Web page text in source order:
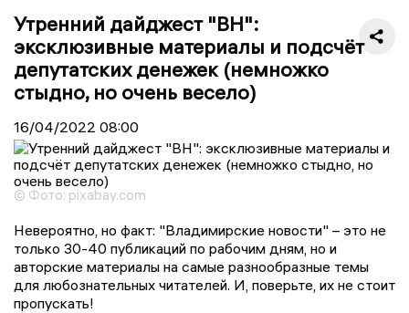
Утренний дайджест "ВН":
эксклюзивные материалы и подсчёт
депутатских денежек (немножко
стыдно, но очень весело)
16/04/2022 08:00
© Фото: pixabay.com
Невероятно, но факт: "Владимирские новости" – это не
только 30-40 публикаций по рабочим дням, но и
авторские материалы на самые разнообразные темы
для любознательных читателей. И, поверьте, их не стоит
пропускать!